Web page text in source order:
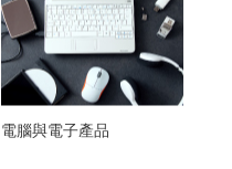
電腦與電子產品